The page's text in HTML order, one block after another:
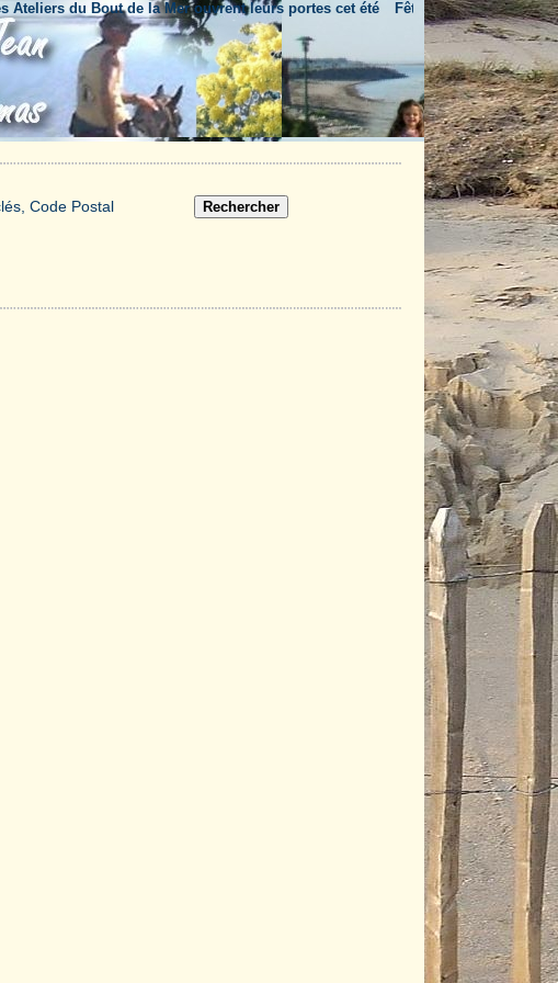
du Bout de la Mer ouvrent leurs portes cet été Fête nationale & feu d'artifice